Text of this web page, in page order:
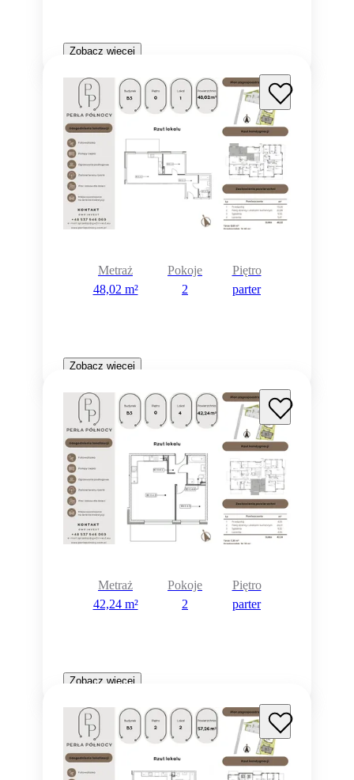
Zobacz więcej
Metraż
48,02 m²
Pokoje
2
Piętro
parter
Zobacz więcej
Metraż
42,24 m²
Pokoje
2
Piętro
parter
Zobacz więcej